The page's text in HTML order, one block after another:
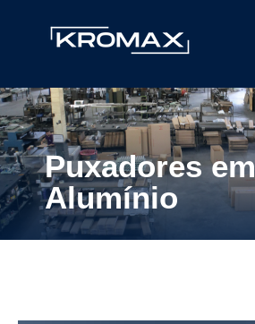
Kromax Puxadores
Fábrica de ferragens especializada em Puxadores em Inox e Alumínio, Dobradiças Pivotantes e Kits Aparentes
Puxadores em
Alumínio